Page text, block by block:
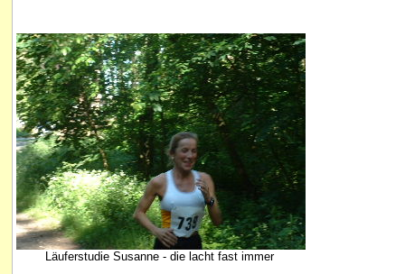
Läuferstudie Susanne - die lacht fast immer